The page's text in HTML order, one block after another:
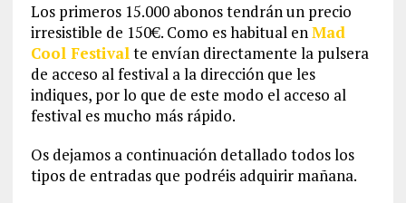
Los primeros 15.000 abonos tendrán un precio
irresistible de 150€. Como es habitual enMad
Cool Festivalte envían directamente la pulsera
de acceso al festival a la dirección que les
indiques, por lo que de este modo el acceso al
festival es mucho más rápido.
Os dejamos a continuación detallado todos los
tipos de entradas que podréis adquirir mañana.